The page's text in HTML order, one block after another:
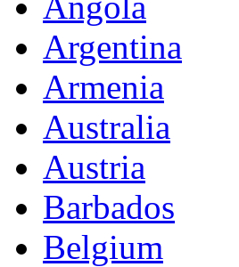
Argentina
Armenia
Australia
Austria
Barbados
Belgium